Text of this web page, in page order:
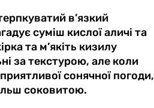
в’язкий
суміш кислої аличі та
та м’якіть кизилу
за текстурою, але коли
сонячної погоди,
соковитою.